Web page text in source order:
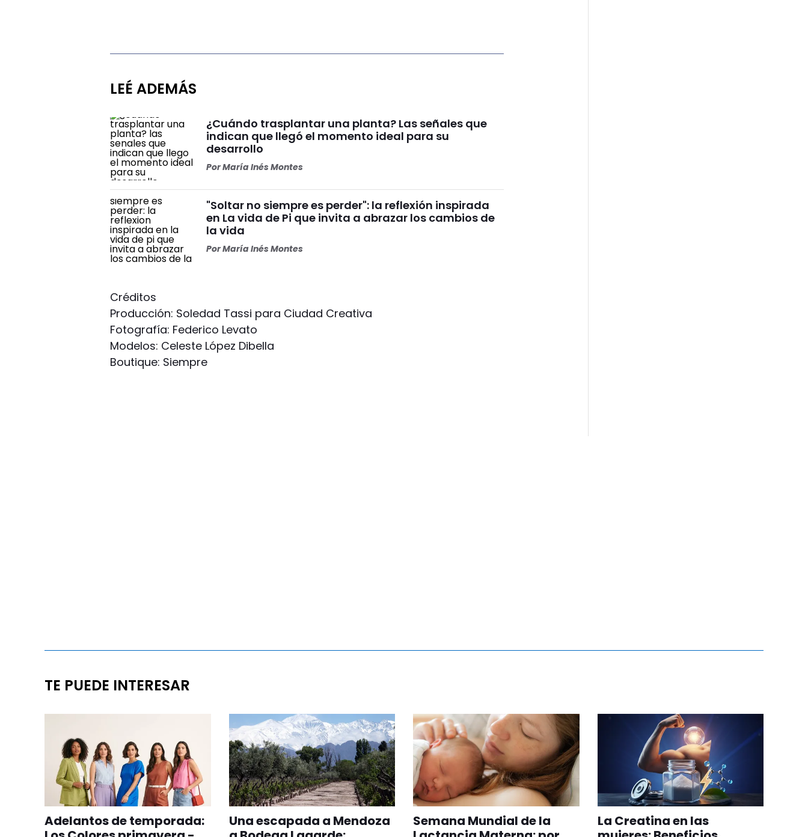
LEÉ ADEMÁS
¿Cuándo trasplantar una planta? Las señales que
indican que llegó el momento ideal para su
desarrollo
PorMaría Inés Montes
"Soltar no siempre es perder": la reflexión inspirada
en La vida de Pi que invita a abrazar los cambios de
la vida
PorMaría Inés Montes
Créditos
Producción: Soledad Tassi para Ciudad Creativa
Fotografía: Federico Levato
Modelos: Celeste López Dibella
Boutique: Siempre
TE PUEDE INTERESAR
Adelantos de temporada:
Una escapada a Mendoza
Semana Mundial de la
La Creatina en las